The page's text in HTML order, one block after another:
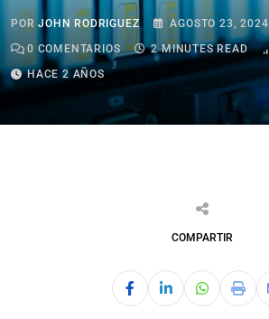
PORJOHN RODRIGUEZ
AGOSTO 23, 2024
0 COMENTARIOS 2 MINUTES READ
HACE 2 AÑOS
COMPARTIR